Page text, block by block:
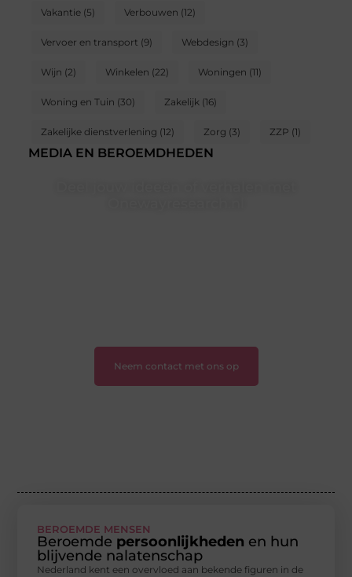
Vakantie(5) Verbouwen (12)
Vervoer en transport (9) Webdesign (3)
Wijn (2) Winkelen (22) Woningen (11)
Woning en Tuin (30) Zakelijk (16)
Zakelijke dienstverlening (12) Zorg (3) ZZP (1)
MEDIA EN BEROEMDHEDEN
Neem contact met ons op
BEROEMDE MENSEN
Beroemde persoonlijkheden en hun
blijvende nalatenschap
Nederland kent een overvloed aan bekende figuren in de